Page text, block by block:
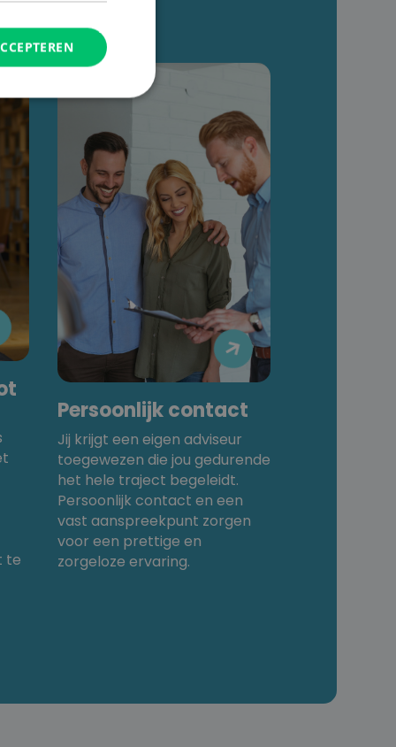
te

Persoonlijk contact
Jij krijgt een eigen adviseur
toegewezen die jou gedurende
het hele traject begeleidt.
Persoonlijk contact en een
vast aanspreekpunt zorgen
voor een prettige en
zorgeloze ervaring.